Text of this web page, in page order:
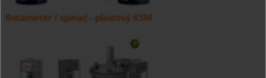
Rotameter / spínač - plastový KSM